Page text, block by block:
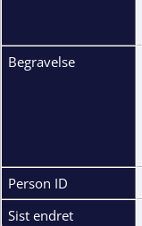
Begravelse
Person ID
Sist endret